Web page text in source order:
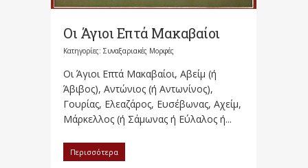
Οι Άγιοι Επτά Μακαβαίοι
Κατηγορίες: Συναξαριακές Μορφές
Οι Άγιοι Επτά Μακαβαίοι, Αβείμ (ή
Άβιβος), Αντώνιος (ή Αντωνίνος),
Γουρίας, Ελεαζάρος, Ευσέβωνας, Αχείμ,
Μάρκελλος (ή Σάμωνας ή Εύλαλος ή...
Περισσότερα